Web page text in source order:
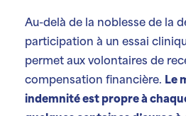
Au-delà de la noblesse de la
participation à un essai
permet aux volontaires de
compensation financière. Le
indemnité est propre à